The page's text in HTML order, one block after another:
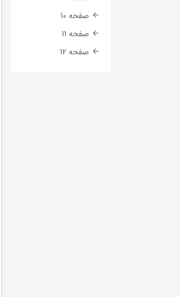
صفحه 10
صفحه 11
صفحه 12